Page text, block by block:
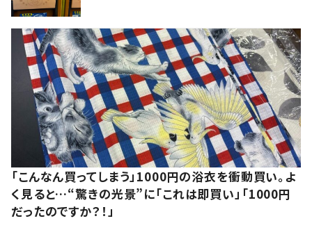
「こんなん買ってしまう」1000円の浴衣を衝動買い。よ
く見ると…“驚きの光景”に「これは即買い」「1000円
だったのですか？！」